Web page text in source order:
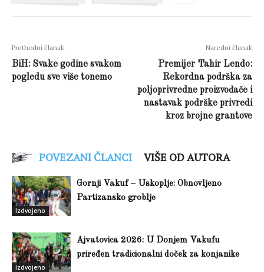
Prethodni članak
BiH: Svake godine svakom
pogledu sve više tonemo
Naredni članak
Premijer Tahir Lendo:
Rekordna podrška za
poljoprivredne proizvođače i
nastavak podrške privredi
kroz brojne grantove
POVEZANI ČLANCI VIŠE OD AUTORA
Izdvojeno
Gornji Vakuf – Uskoplje: Obnovljeno
Partizansko groblje
Izdvojeno
Ajvatovica 2026: U Donjem Vakufu
priređen tradicionalni doček za konjanike